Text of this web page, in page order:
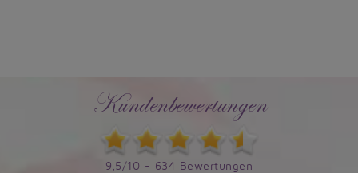
Kundenbewertungen
9,5/10 - 634 Bewertungen